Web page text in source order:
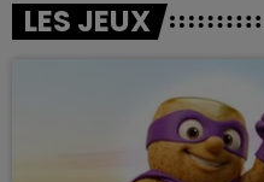
LES JEUX